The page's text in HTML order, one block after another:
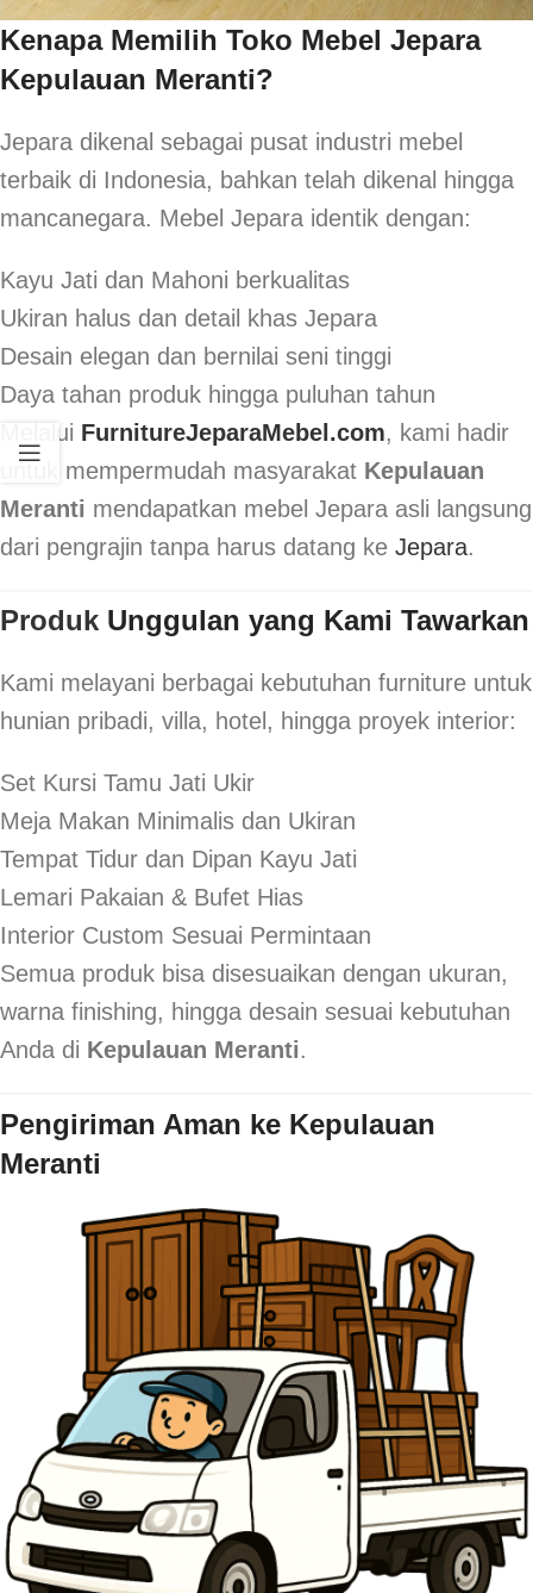
Kenapa Memilih Toko Mebel Jepara
Kepulauan Meranti?
Jepara dikenal sebagai pusat industri mebel
terbaik di Indonesia, bahkan telah dikenal hingga
mancanegara. Mebel Jepara identik dengan:
Kayu Jati dan Mahoni berkualitas
Ukiran halus dan detail khas Jepara
Desain elegan dan bernilai seni tinggi
Daya tahan produk hingga puluhan tahun
Melalui FurnitureJeparaMebel.com, kami hadir
untuk mempermudah masyarakat Kepulauan
Meranti mendapatkan mebel Jepara asli langsung
dari pengrajin tanpa harus datang ke Jepara.
Produk Unggulan yang Kami Tawarkan
Kami melayani berbagai kebutuhan furniture untuk
hunian pribadi, villa, hotel, hingga proyek interior:
Set Kursi Tamu Jati Ukir
Meja Makan Minimalis dan Ukiran
Tempat Tidur dan Dipan Kayu Jati
Lemari Pakaian & Bufet Hias
Interior Custom Sesuai Permintaan
Semua produk bisa disesuaikan dengan ukuran,
warna finishing, hingga desain sesuai kebutuhan
Anda di Kepulauan Meranti.
Pengiriman Aman ke Kepulauan
Meranti